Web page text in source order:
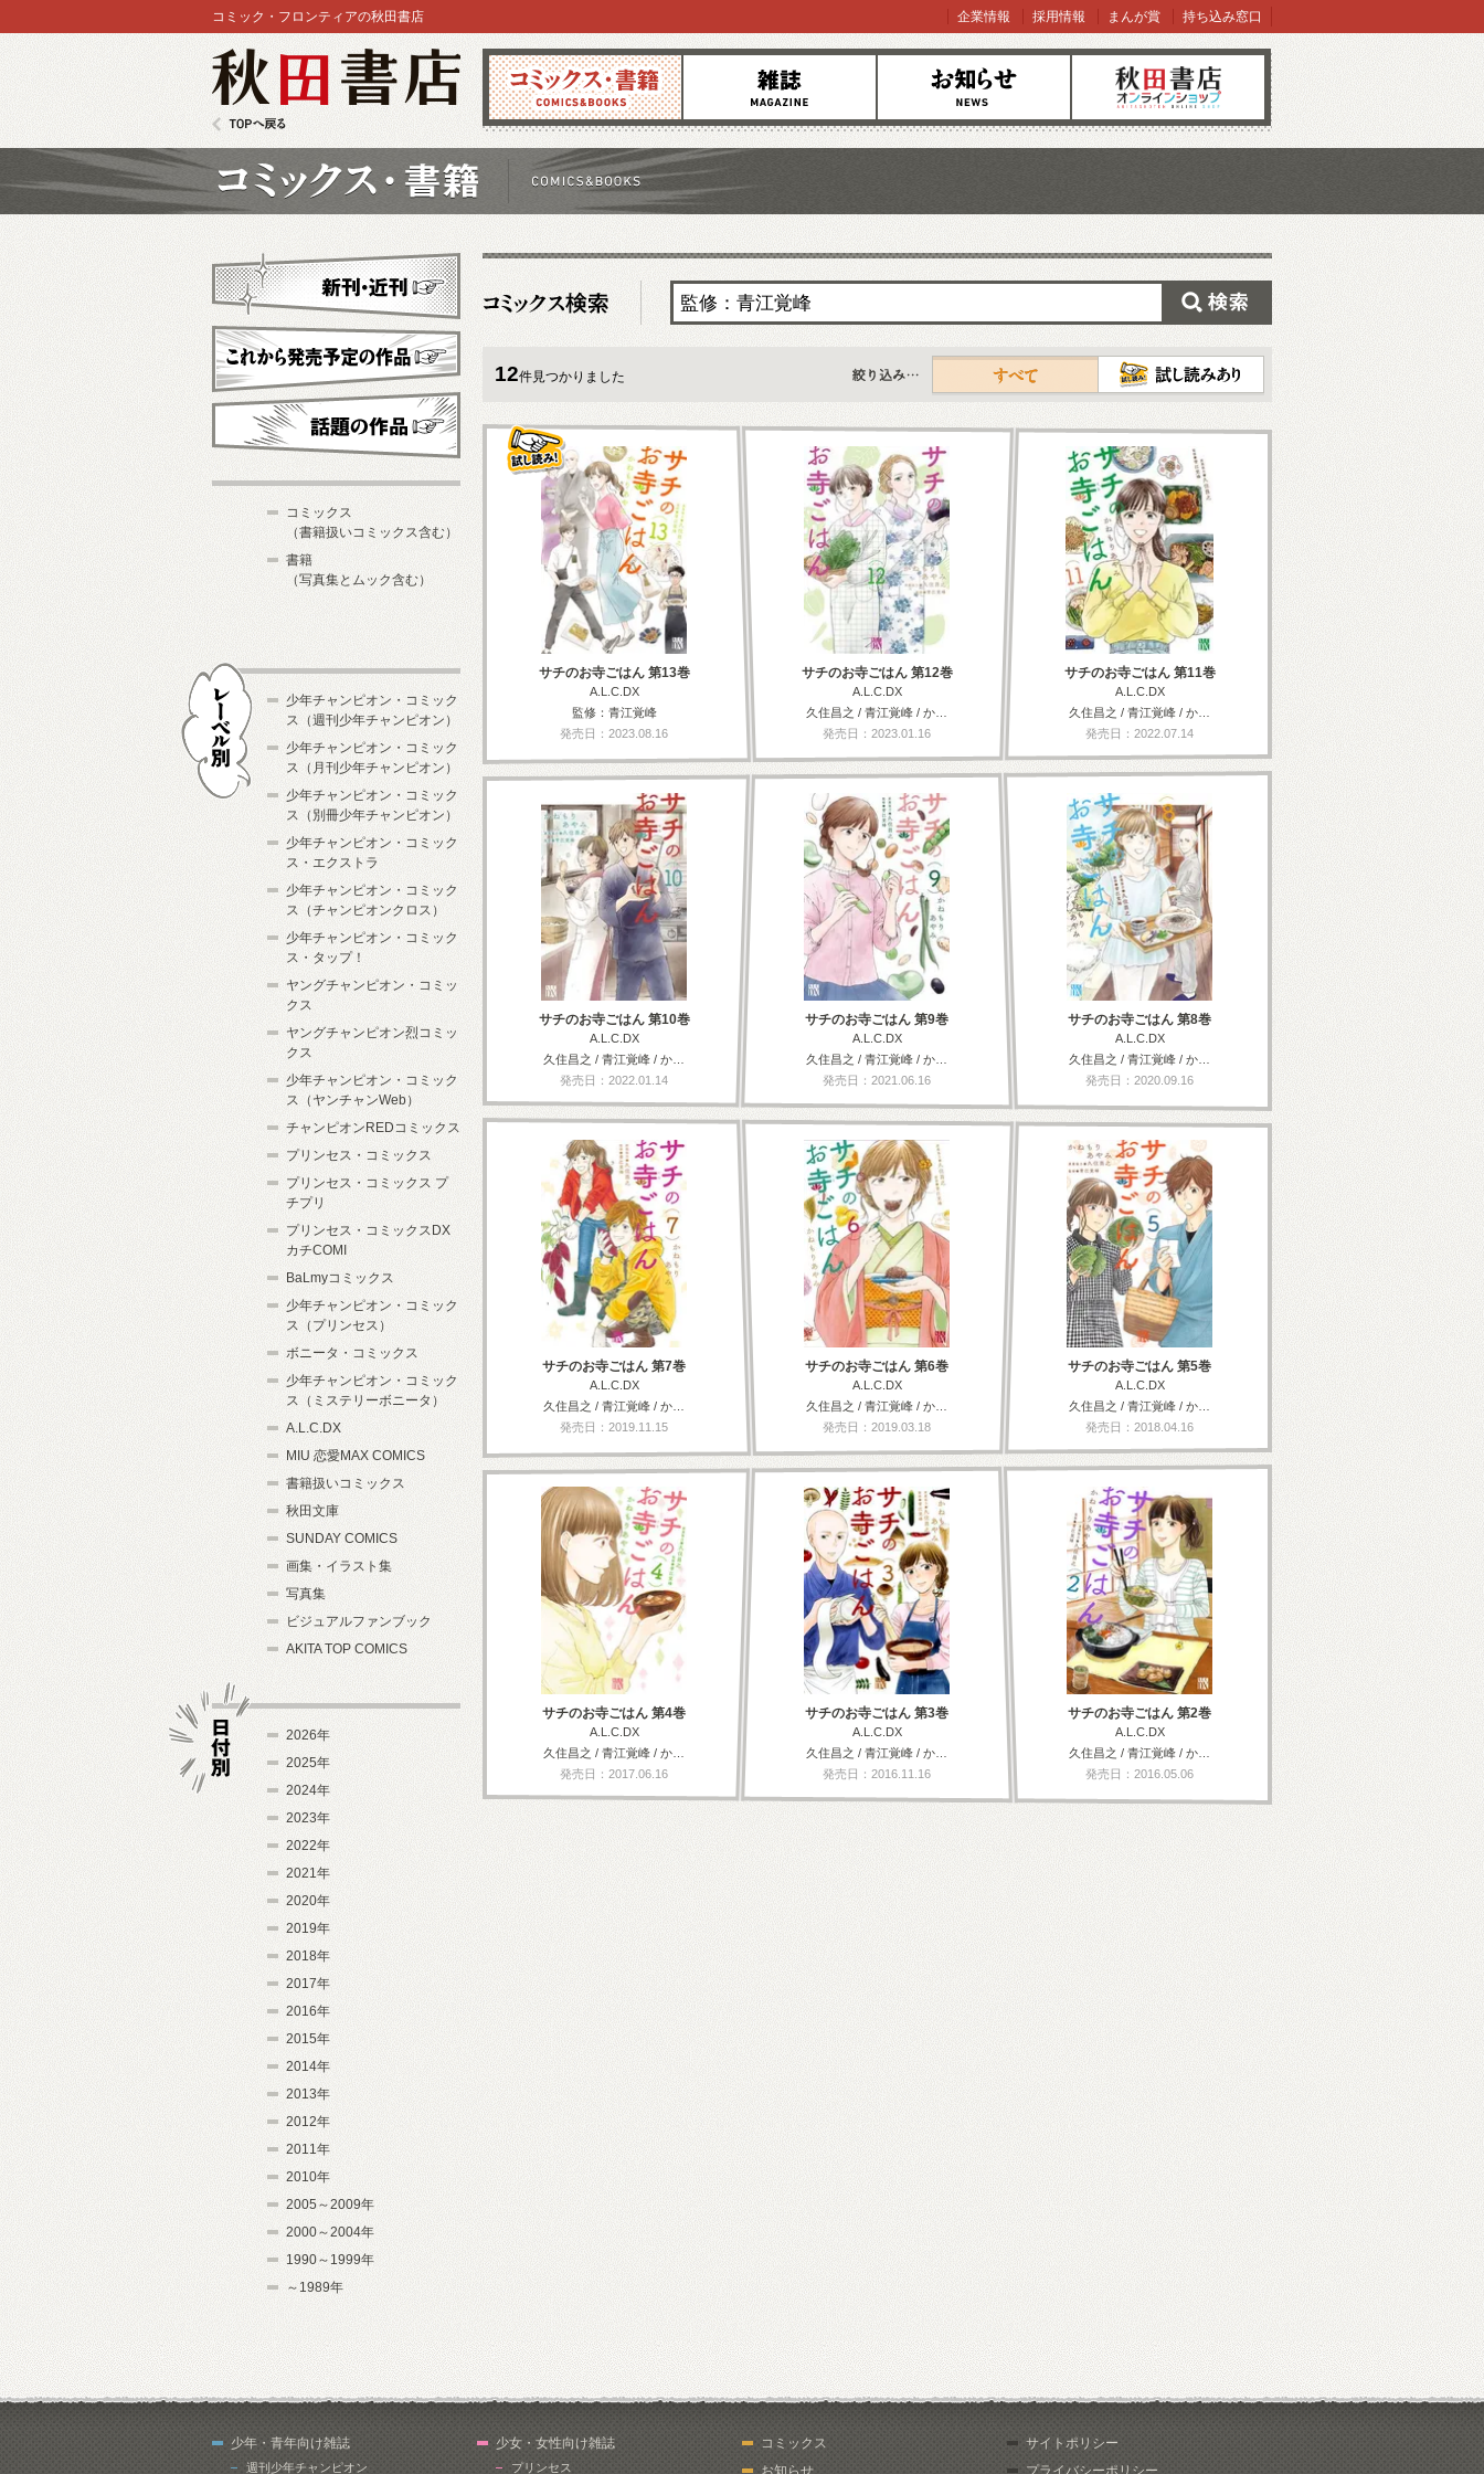
コミックス 雑誌 お知らせ オンラインショップ
コミック・フロンティアの秋田書店 企業情報 採用情報 まんが賞 持ち込み窓口
12件見つかりました
すべて
サチのお寺ごはん 第13巻
A.L.C.DX
監修：青江覚峰
発売日：2023.08.16
サチのお寺ごはん 第12巻
A.L.C.DX
久住昌之 / 青江覚峰 / か…
発売日：2023.01.16
サチのお寺ごはん 第11巻
A.L.C.DX
久住昌之 / 青江覚峰 / か…
発売日：2022.07.14
サチのお寺ごはん 第10巻
A.L.C.DX
久住昌之 / 青江覚峰 / か…
発売日：2022.01.14
サチのお寺ごはん 第9巻
A.L.C.DX
久住昌之 / 青江覚峰 / か…
発売日：2021.06.16
サチのお寺ごはん 第8巻
A.L.C.DX
久住昌之 / 青江覚峰 / か…
発売日：2020.09.16
サチのお寺ごはん 第7巻
A.L.C.DX
久住昌之 / 青江覚峰 / か…
発売日：2019.11.15
サチのお寺ごはん 第6巻
A.L.C.DX
久住昌之 / 青江覚峰 / か…
発売日：2019.03.18
サチのお寺ごはん 第5巻
A.L.C.DX
久住昌之 / 青江覚峰 / か…
発売日：2018.04.16
サチのお寺ごはん 第4巻
A.L.C.DX
久住昌之 / 青江覚峰 / か…
発売日：2017.06.16
サチのお寺ごはん 第3巻
A.L.C.DX
久住昌之 / 青江覚峰 / か…
発売日：2016.11.16
サチのお寺ごはん 第2巻
A.L.C.DX
久住昌之 / 青江覚峰 / か…
発売日：2016.05.06
新刊・近刊
これから発売予定
コミックス
（書籍扱いコミックス含む）
書籍
（写真集とムック含む）
少年チャンピオン・コミック
ス（週刊少年チャンピオン）
少年チャンピオン・コミック
ス（月刊少年チャンピオン）
少年チャンピオン・コミック
ス（別冊少年チャンピオン）
少年チャンピオン・コミック
ス・エクストラ
少年チャンピオン・コミック
ス（チャンピオンクロス）
少年チャンピオン・コミック
ス・タップ！
ヤングチャンピオン・コミッ
クス
ヤングチャンピオン烈コミッ
クス
少年チャンピオン・コミック
ス（ヤンチャンWeb）
チャンピオンREDコミックス
プリンセス・コミックス
プリンセス・コミックス プ
チプリ
プリンセス・コミックスDX
カチCOMI
BaLmyコミックス
少年チャンピオン・コミック
ス（プリンセス）
ボニータ・コミックス
少年チャンピオン・コミック
ス（ミステリーボニータ）
A.L.C.DX
MIU 恋愛MAX COMICS
書籍扱いコミックス
秋田文庫
SUNDAY COMICS
画集・イラスト集
写真集
ビジュアルファンブック
AKITA TOP COMICS
2026年
2025年
2024年
2023年
2022年
2021年
2020年
2019年
2018年
2017年
2016年
2015年
2014年
2013年
2012年
2011年
2010年
2005～2009年
2000～2004年
1990～1999年
～1989年
少年・青年向け雑誌
週刊少年チャンピオン
少女・女性向け雑誌
プリンセス
コミックス
お知らせ
サイトポリシー
プライバシーポリシー